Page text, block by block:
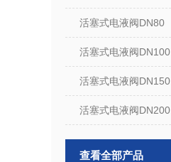
活塞式电液阀DN80
活塞式电液阀DN100
活塞式电液阀DN150
活塞式电液阀DN200
查看全部产品